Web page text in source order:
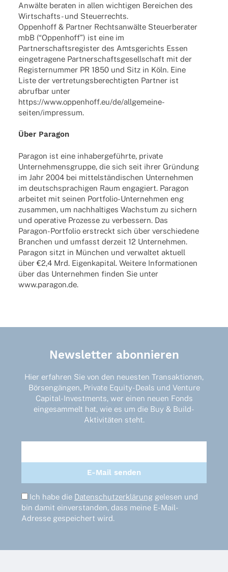
Anwälte bera­ten in allen wich­ti­gen Berei­chen des
Wirt­­schafts- und Steuerrechts.
Oppen­hoff & Part­ner Rechts­an­wälte Steu­er­be­ra­ter
mbB (“Oppen­hoff”) ist eine im
Part­ner­schafts­re­gis­ter des Amts­ge­richts Essen
einge­tra­gene Part­ner­schafts­ge­sell­schaft mit der
Regis­ter­num­mer PR 1850 und Sitz in Köln. Eine
Liste der vertre­tungs­be­rech­tig­ten Part­ner ist
abruf­bar unter
https://www.oppenhoff.eu/de/allgemeine-
seiten/impressum.
Über Para­gon
Para­gon ist eine inha­ber­ge­führte, private
Unter­neh­mens­gruppe, die sich seit ihrer Grün­dung
im Jahr 2004 bei mittel­stän­di­schen Unter­neh­men
im deutsch­spra­chi­gen Raum enga­giert. Para­gon
arbei­tet mit seinen Port­­fo­­lio-Unter­­neh­­men eng
zusam­men, um nach­hal­ti­ges Wachs­tum zu sichern
und opera­tive Prozesse zu verbes­sern. Das
Para­­gon-Port­­fo­­lio erstreckt sich über verschie­dene
Bran­chen und umfasst derzeit 12 Unter­neh­men.
Para­gon sitzt in München und verwal­tet aktu­ell
über €2,4 Mrd. Eigen­ka­pi­tal. Weitere Infor­ma­tio­nen
über das Unter­neh­men finden Sie unter
www.paragon.de.
Newsletter abonnieren
Hier erfahren Sie von den neuesten Transaktionen,
Börsengängen, Private Equity-Deals und Venture
Capital-Investments, wer einen neuen Fonds
eingesammelt hat, wie es um die Buy & Build-
Aktivitäten steht.
Ich habe die Datenschutzerklärung gelesen und
bin damit einverstanden, dass meine E-Mail-
Adresse gespeichert wird.